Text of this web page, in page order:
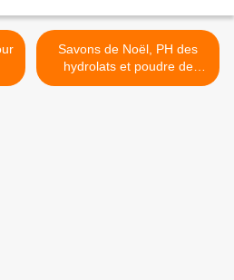
Savons de Noël, PH des
hydrolats et poudre de
santal. >